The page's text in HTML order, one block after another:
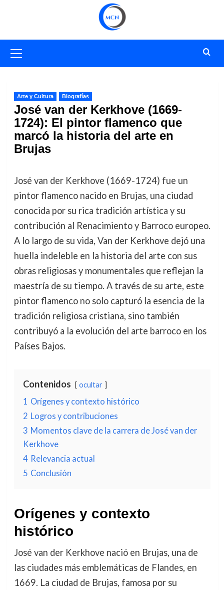
primario
Arte y Cultura Biografías
José van der Kerkhove (1669-
1724): El pintor flamenco que
marcó la historia del arte en
Brujas
José van der Kerkhove (1669-1724) fue un
pintor flamenco nacido en Brujas, una ciudad
conocida por su rica tradición artística y su
contribución al Renacimiento y Barroco europeo.
A lo largo de su vida, Van der Kerkhove dejó una
huella indeleble en la historia del arte con sus
obras religiosas y monumentales que reflejan la
maestría de su tiempo. A través de su arte, este
pintor flamenco no solo capturó la esencia de la
tradición religiosa cristiana, sino también
contribuyó a la evolución del arte barroco en los
Países Bajos.
Contenidos ocultar
1 Orígenes y contexto histórico
2 Logros y contribuciones
3 Momentos clave de la carrera de José van der
Kerkhove
4 Relevancia actual
5 Conclusión
Orígenes y contexto
histórico
José van der Kerkhove nació en Brujas, una de
las ciudades más emblemáticas de Flandes, en
1669. La ciudad de Brujas, famosa por su